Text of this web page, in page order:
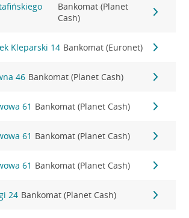
Bankomat (Planet
Cash)
Kleparski 14 Bankomat (Euronet)
46 Bankomat (Planet Cash)
61 Bankomat (Planet Cash)
61 Bankomat (Planet Cash)
61 Bankomat (Planet Cash)
24 Bankomat (Planet Cash)